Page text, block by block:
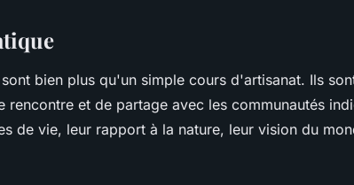
bien plus qu'un simple cours d'artisanat. Ils
et de partage avec les communautés
de vie, leur rapport à la nature, leur vision du